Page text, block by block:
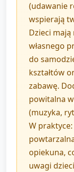
(udawanie
wspierają
Dzieci
własnego
do
kształtów
zabawę.
powitalna
(muzyka,
W
opiekuna,
uwagi